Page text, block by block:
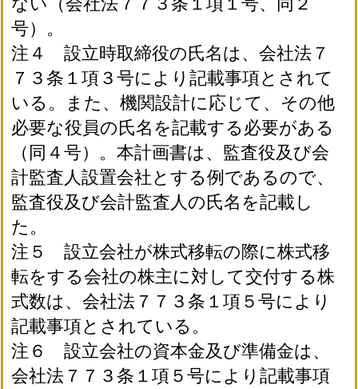
号）。
注４ 設立時取締役の氏名は、会社法７
７３条１項３号により記載事項とされて
いる。また、機関設計に応じて、その他
必要な役員の氏名を記載する必要がある
（同４号）。本計画書は、監査役及び会
計監査人設置会社とする例であるので、
監査役及び会計監査人の氏名を記載し
た。
注５ 設立会社が株式移転の際に株式移
転をする会社の株主に対して交付する株
式数は、会社法７７３条１項５号により
記載事項とされている。
注６ 設立会社の資本金及び準備金は、
会社法７７３条１項５号により記載事項